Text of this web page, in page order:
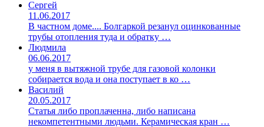
Сергей
11.06.2017
В частном доме.... Болгаркой резанул оцинкованные
трубы отопления туда и обратку …
Людмила
06.06.2017
у меня в вытяжной трубе для газовой колонки
собирается вода и она поступает в ко …
Василий
20.05.2017
Статья либо проплаченна, либо написана
некомпетентными людьми. Керамическая кран …